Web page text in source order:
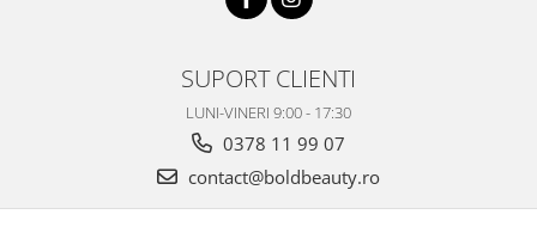
SUPORT CLIENTI
LUNI-VINERI 9:00 - 17:30
0378 11 99 07
contact@boldbeauty.ro